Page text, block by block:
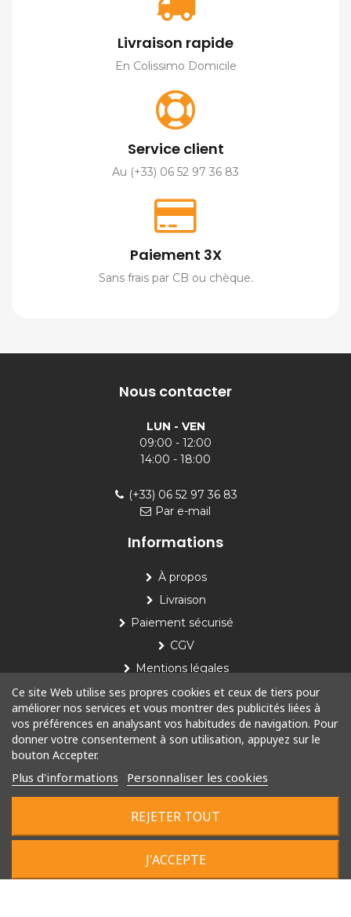
Livraison rapide
En Colissimo Domicile
Service client
Au (+33) 06 52 97 36 83
Paiement 3X
Sans frais par CB ou chèque.
Nous contacter
LUN - VEN
09:00 - 12:00
14:00 - 18:00
(+33) 06 52 97 36 83
Par e-mail
Informations
À propos
Livraison
Paiement sécurisé
CGV
Mentions légales
Nos produits
Le concept
Toutes nos poubelles
© 2022 Tous droits réservés
Plan du site
Ce site Web utilise ses propres cookies et ceux de tiers pour
améliorer nos services et vous montrer des publicités liées à
vos préférences en analysant vos habitudes de navigation. Pour
donner votre consentement à son utilisation, appuyez sur le
bouton Accepter.
Plus d'informations Personnaliser les cookies
REJETER TOUT
J'ACCEPTE